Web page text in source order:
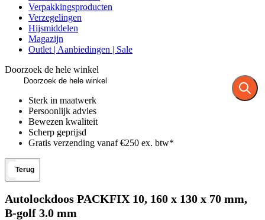
Verpakkingsproducten
Verzegelingen
Hijsmiddelen
Magazijn
Outlet | Aanbiedingen | Sale
Doorzoek de hele winkel
Sterk in maatwerk
Persoonlijk advies
Bewezen kwaliteit
Scherp geprijsd
Gratis verzending vanaf €250 ex. btw*
Terug
Autolockdoos PACKFIX 10, 160 x 130 x 70 mm,
B-golf 3.0 mm